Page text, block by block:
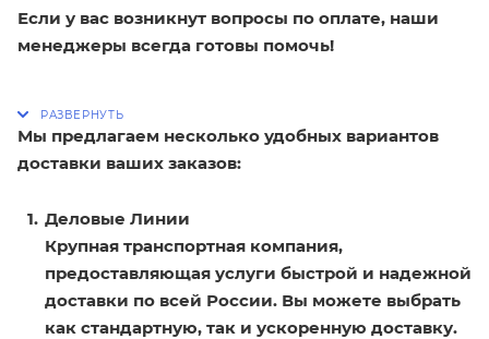
Если у вас возникнут вопросы по оплате, наши
менеджеры всегда готовы помочь!
Мы предлагаем несколько удобных вариантов
доставки ваших заказов:
Деловые Линии
Крупная транспортная компания,
предоставляющая услуги быстрой и надежной
доставки по всей России. Вы можете выбрать
как стандартную, так и ускоренную доставку.